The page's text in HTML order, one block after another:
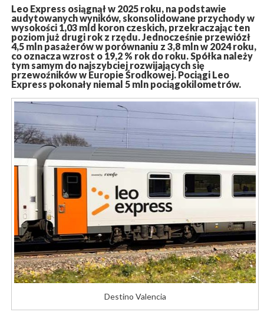
Leo Express osiągnął w 2025 roku, na podstawie
audytowanych wyników, skonsolidowane przychody w
wysokości 1,03 mld koron czeskich, przekraczając ten
poziom już drugi rok z rzędu. Jednocześnie przewiózł
4,5 mln pasażerów w porównaniu z 3,8 mln w 2024 roku,
co oznacza wzrost o 19,2 % rok do roku. Spółka należy
tym samym do najszybciej rozwijających się
przewoźników w Europie Środkowej. Pociągi Leo
Express pokonały niemal 5 mln pociągokilometrów.
Destino Valencia